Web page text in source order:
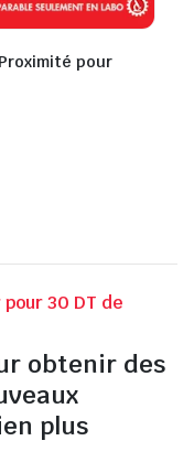
pour
30 DT de
obtenir des
plus